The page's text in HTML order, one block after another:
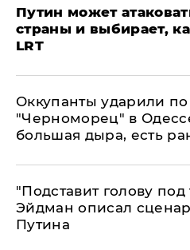
Путин может
страны и выбирает,
LRT
Оккупанты ударили
"Черноморец" в
большая дыра, есть
​"Подставит голову под
Эйдман описал
Путина